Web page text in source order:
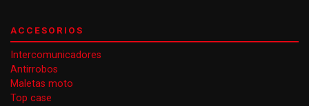
ACCESORIOS
Intercomunicadores
Antirrobos
Maletas moto
Top case